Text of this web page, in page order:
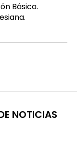
Básica.
NOTICIAS